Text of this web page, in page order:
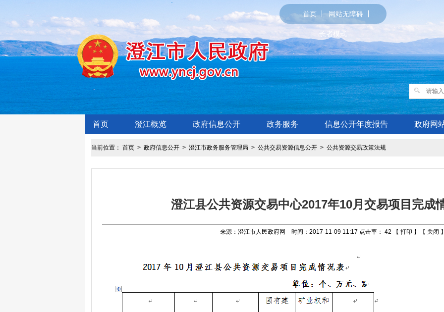
首页 网站无障碍
长者模式
首页 澄江概览 政府信息公开 政务服务 信息公开年度报告 政府网
当前位置： 首页> 政府信息公开> 澄江市政务服务管理局 > 公共交易资源信息公开> 公共资源交易政策法规
澄江县公共资源交易中心2017年10月交易项目完成
来源：澄江市人民政府网 时间：2017-11-09 11:17 点击率： 42 【 打印 】【 关闭